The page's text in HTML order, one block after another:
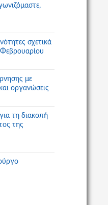
σχετικά
με
οργανώσεις
τη διακοπή
της